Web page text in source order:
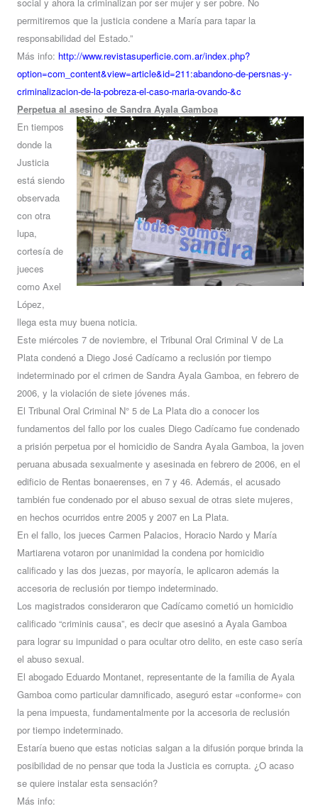
permitiremos que la justicia condene a María para tapar la
responsabilidad del Estado.”
Más info: http://www.revistasuperficie.com.ar/index.php?
option=com_content&view=article&id=211:abandono-de-persnas-y-
criminalizacion-de-la-pobreza-el-caso-maria-ovando-&c
Perpetua al asesino de Sandra Ayala Gamboa
En tiempos
donde la
Justicia
está siendo
observada
con otra
lupa,
cortesía de
jueces
como Axel
López,
llega esta muy buena noticia.
Este miércoles 7 de noviembre, el Tribunal Oral Criminal V de La
Plata condenó a Diego José Cadícamo a reclusión por tiempo
indeterminado por el crimen de Sandra Ayala Gamboa, en febrero de
2006, y la violación de siete jóvenes más.
El Tribunal Oral Criminal N° 5 de La Plata dio a conocer los
fundamentos del fallo por los cuales Diego Cadícamo fue condenado
a prisión perpetua por el homicidio de Sandra Ayala Gamboa, la joven
peruana abusada sexualmente y asesinada en febrero de 2006, en el
edificio de Rentas bonaerenses, en 7 y 46. Además, el acusado
también fue condenado por el abuso sexual de otras siete mujeres,
en hechos ocurridos entre 2005 y 2007 en La Plata.
En el fallo, los jueces Carmen Palacios, Horacio Nardo y María
Martiarena votaron por unanimidad la condena por homicidio
calificado y las dos juezas, por mayoría, le aplicaron además la
accesoria de reclusión por tiempo indeterminado.
Los magistrados consideraron que Cadícamo cometió un homicidio
calificado “criminis causa”, es decir que asesinó a Ayala Gamboa
para lograr su impunidad o para ocultar otro delito, en este caso sería
el abuso sexual.
El abogado Eduardo Montanet, representante de la familia de Ayala
Gamboa como particular damnificado, aseguró estar «conforme» con
la pena impuesta, fundamentalmente por la accesoria de reclusión
por tiempo indeterminado.
Estaría bueno que estas noticias salgan a la difusión porque brinda la
posibilidad de no pensar que toda la Justicia es corrupta. ¿O acaso
se quiere instalar esta sensación?
Más info: